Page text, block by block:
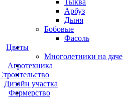
Тыква
Арбуз
Дыня
Бобовые
Фасоль
Цветы
Многолетники на даче
Агротехника
Дизайн участка
Фермерство